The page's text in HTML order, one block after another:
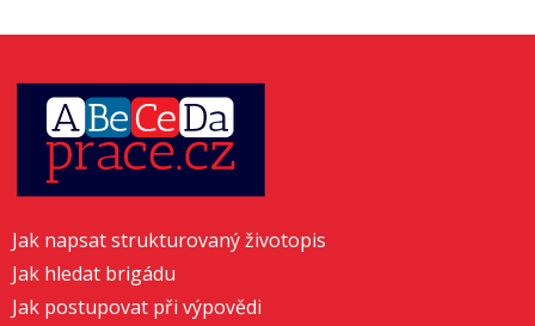
Jak napsat strukturovaný životopis
Jak hledat brigádu
Jak postupovat při výpovědi